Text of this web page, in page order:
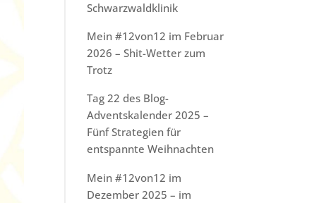
Schwarzwaldklinik
Mein #12von12 im Februar
2026 – Shit-Wetter zum
Trotz
Tag 22 des Blog-
Adventskalender 2025 –
Fünf Strategien für
entspannte Weihnachten
Mein #12von12 im
Dezember 2025 – im